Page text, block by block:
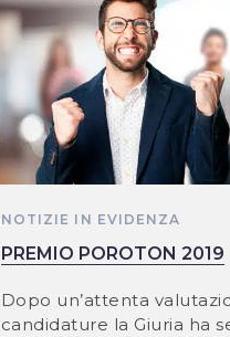
NOTIZIE IN EVIDENZA
PREMIO POROTON 2019
Dopo un’attenta
candidature la Giuria ha